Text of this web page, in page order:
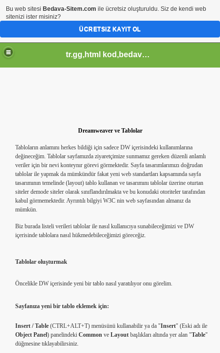
tr.gg,html kod,bedava-sitem,css kod,pagerank sorgula,tr.gg soblonlar,css design,
Dreamweaver ve Tablolar
Tabloların anlamını herkes bildiği için sadece DW içerisindeki kullanımlarına
değineceğim. Tablolar sayfamızda ziyaretçimize sunmamız gereken düzenli anlamlı
veriler için bir nevi konteynır görevi görmektedir. Sayfa tasarımlarımızı doğrudan
tablolar ile yapmak da mümkündür fakat yeni web standartları kapsamında sayfa
tasarımının temelinde (layout) tablo kullanan ve tasarımını tablolar üzerine oturtan
siteler demode siteler olarak sınıflandırılmakta ve bu konudaki otoriteler tarafından
kabul görmemektedir. Ayrıntılı bilgiyi W3C nin web sayfasından almanız da
mümkün.
Biz burada listeli verileri tablolar ile nasıl kullanıcıya sunabileceğimizi ve DW
içerisinde tablolara nasıl hükmedebileceğimizi göreceğiz.
Tablolar oluşturmak
Öncelikle DW içerisinde yeni bir tablo nasıl yaratılıyor onu görelim.
Sayfanıza yeni bir tablo eklemek için:
Insert / Table (CTRL+ALT+T) menüsünü kullanabilir ya da "Insert" (Eski adı ile
Object Panel) panelindeki Common ve Layout başlıkları altında yer alan "Table"
düğmesine tıklayabilirsiniz.
Bu web sitesi Bedava-Sitem.com ile ücretsiz oluşturuldu. Siz de kendi web
sitenizi ister misiniz?
ÜCRETSIZ KAYIT OL